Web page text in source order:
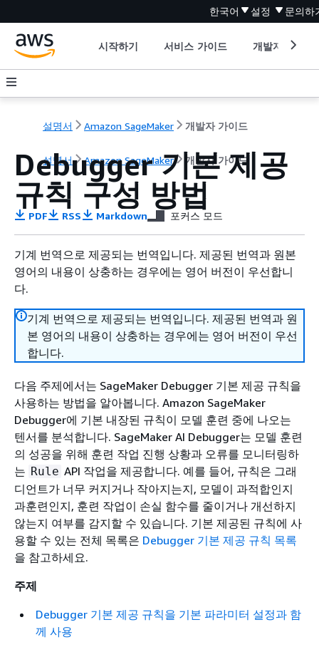
한국어 설정 문의하
시작하기 서비스 가이드 개발자 도구
설명서 Amazon SageMaker 개발자 가이드
설명서 Amazon SageMaker 개발자 가이드
Debugger 기본 제공
규칙 구성 방법
PDF RSS Markdown 포커스 모드
기계 번역으로 제공되는 번역입니다. 제공된 번역과 원본
영어의 내용이 상충하는 경우에는 영어 버전이 우선합니
다.
기계 번역으로 제공되는 번역입니다. 제공된 번역과 원
본 영어의 내용이 상충하는 경우에는 영어 버전이 우선
합니다.
다음 주제에서는 SageMaker Debugger 기본 제공 규칙을
사용하는 방법을 알아봅니다. Amazon SageMaker
Debugger에 기본 내장된 규칙이 모델 훈련 중에 나오는
텐서를 분석합니다. SageMaker AI Debugger는 모델 훈련
의 성공을 위해 훈련 작업 진행 상황과 오류를 모니터링하
는 Rule API 작업을 제공합니다. 예를 들어, 규칙은 그래
디언트가 너무 커지거나 작아지는지, 모델이 과적합인지
과훈련인지, 훈련 작업이 손실 함수를 줄이거나 개선하지
않는지 여부를 감지할 수 있습니다. 기본 제공된 규칙에 사
용할 수 있는 전체 목록은 Debugger 기본 제공 규칙 목록
을 참고하세요.
주제
Debugger 기본 제공 규칙을 기본 파라미터 설정과 함
께 사용